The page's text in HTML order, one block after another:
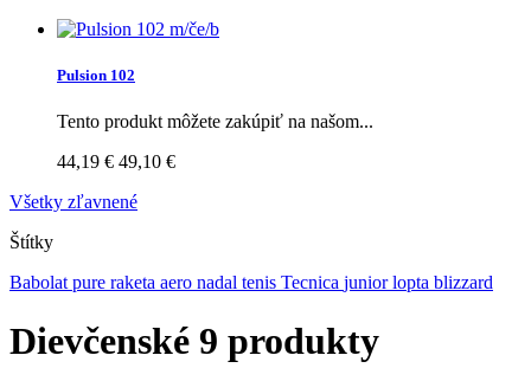
Pulsion 102
Tento produkt môžete zakúpiť na našom...
44,19 € 49,10 €
Všetky zľavnené
Štítky
Babolat pure raketa aero nadal tenis Tecnica juniorlopta blizzard
Dievčenské 9 produkty